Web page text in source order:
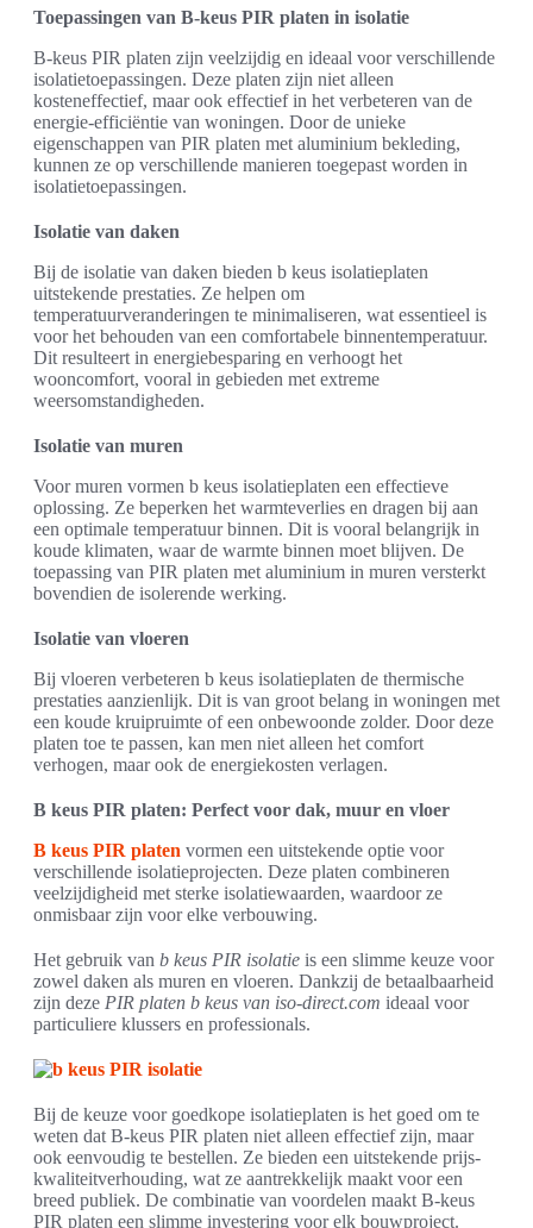
Toepassingen van B-keus PIR platen in isolatie
B-keus PIR platen zijn veelzijdig en ideaal voor verschillende
isolatietoepassingen. Deze platen zijn niet alleen
kosteneffectief, maar ook effectief in het verbeteren van de
energie-efficiëntie van woningen. Door de unieke
eigenschappen van PIR platen met aluminium bekleding,
kunnen ze op verschillende manieren toegepast worden in
isolatietoepassingen.
Isolatie van daken
Bij de isolatie van daken bieden b keus isolatieplaten
uitstekende prestaties. Ze helpen om
temperatuurveranderingen te minimaliseren, wat essentieel is
voor het behouden van een comfortabele binnentemperatuur.
Dit resulteert in energiebesparing en verhoogt het
wooncomfort, vooral in gebieden met extreme
weersomstandigheden.
Isolatie van muren
Voor muren vormen b keus isolatieplaten een effectieve
oplossing. Ze beperken het warmteverlies en dragen bij aan
een optimale temperatuur binnen. Dit is vooral belangrijk in
koude klimaten, waar de warmte binnen moet blijven. De
toepassing van PIR platen met aluminium in muren versterkt
bovendien de isolerende werking.
Isolatie van vloeren
Bij vloeren verbeteren b keus isolatieplaten de thermische
prestaties aanzienlijk. Dit is van groot belang in woningen met
een koude kruipruimte of een onbewoonde zolder. Door deze
platen toe te passen, kan men niet alleen het comfort
verhogen, maar ook de energiekosten verlagen.
B keus PIR platen: Perfect voor dak, muur en vloer
B keus PIR platen vormen een uitstekende optie voor
verschillende isolatieprojecten. Deze platen combineren
veelzijdigheid met sterke isolatiewaarden, waardoor ze
onmisbaar zijn voor elke verbouwing.
Het gebruik van b keus PIR isolatie is een slimme keuze voor
zowel daken als muren en vloeren. Dankzij de betaalbaarheid
zijn deze PIR platen b keus van iso-direct.com ideaal voor
particuliere klussers en professionals.
Bij de keuze voor goedkope isolatieplaten is het goed om te
weten dat B-keus PIR platen niet alleen effectief zijn, maar
ook eenvoudig te bestellen. Ze bieden een uitstekende prijs-
kwaliteitverhouding, wat ze aantrekkelijk maakt voor een
breed publiek. De combinatie van voordelen maakt B-keus
PIR platen een slimme investering voor elk bouwproject.